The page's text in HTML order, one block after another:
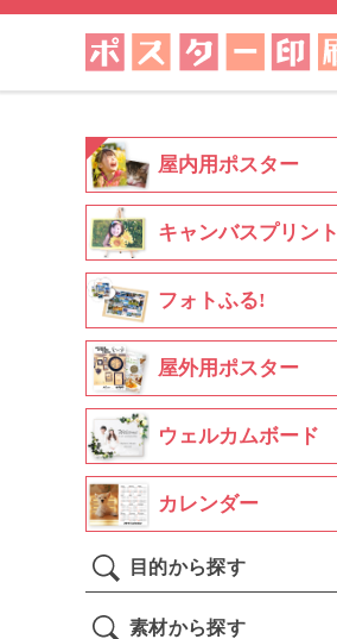
屋内用ポスター
キャンバスプリント
フォトふる!
屋外用ポスター
ウェルカムボード
カレンダー
目的から探す
素材から探す